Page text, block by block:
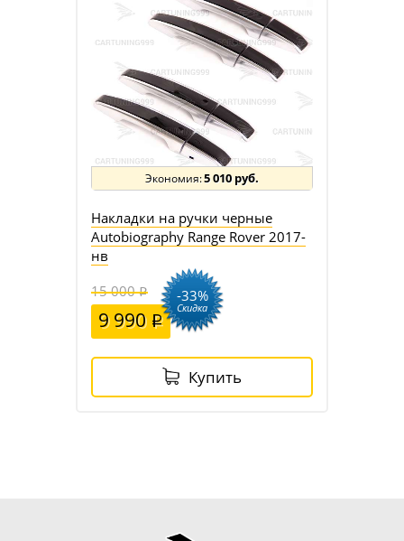
5 010 руб.
Накладки на ручки черные
Autobiography Range Rover 2017-
нв
15 000
9 990
-33%
Скидка
Купить